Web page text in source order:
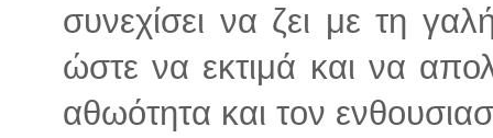
συνεχίσει να ζει με τη
ώστε να εκτιμά και να
αθωότητα και τον